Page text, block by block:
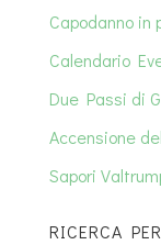
Capodanno in
Calendario
Due Passi di
Accensione
Sapori
RICERCA